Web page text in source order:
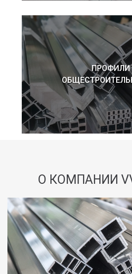
ПРОФИЛИ
О КОМПАНИИ